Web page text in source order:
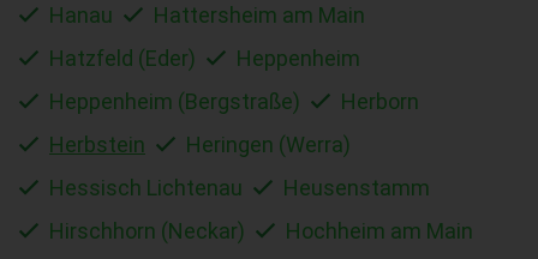
Hanau
Hattersheim am Main
Hatzfeld (Eder)
Heppenheim
Heppenheim (Bergstraße)
Herborn
Herbstein
Heringen (Werra)
Hessisch Lichtenau
Heusenstamm
Hirschhorn (Neckar)
Hochheim am Main